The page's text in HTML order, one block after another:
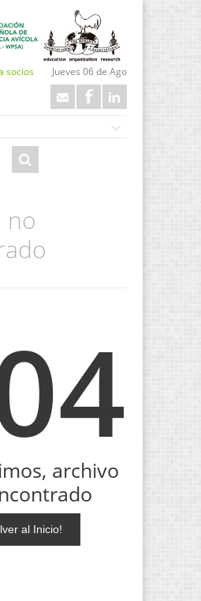
socios Jueves 06 de Ago
no
archivo
al Inicio!